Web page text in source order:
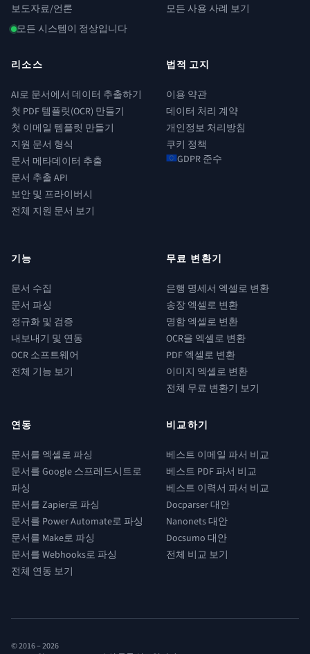
보도자료/언론
모든 시스템이 정상입니다
모든 사용 사례 보기
리소스
AI로 문서에서 데이터 추출하기
첫 PDF 템플릿(OCR) 만들기
첫 이메일 템플릿 만들기
지원 문서 형식
문서 메타데이터 추출
문서 추출 API
보안 및 프라이버시
전체 지원 문서 보기
법적 고지
이용 약관
데이터 처리 계약
개인정보 처리방침
쿠키 정책
GDPR 준수
기능
문서 수집
문서 파싱
정규화 및 검증
내보내기 및 연동
OCR 소프트웨어
전체 기능 보기
무료 변환기
은행 명세서 엑셀로 변환
송장 엑셀로 변환
명함 엑셀로 변환
OCR을 엑셀로 변환
PDF 엑셀로 변환
이미지 엑셀로 변환
전체 무료 변환기 보기
연동
문서를 엑셀로 파싱
문서를 Google 스프레드시트로
파싱
문서를 Zapier로 파싱
문서를 Power Automate로 파싱
문서를 Make로 파싱
문서를 Webhooks로 파싱
전체 연동 보기
비교하기
베스트 이메일 파서 비교
베스트 PDF 파서 비교
베스트 이력서 파서 비교
Docparser 대안
Nanonets 대안
Docsumo 대안
전체 비교 보기
© 2016 –2026